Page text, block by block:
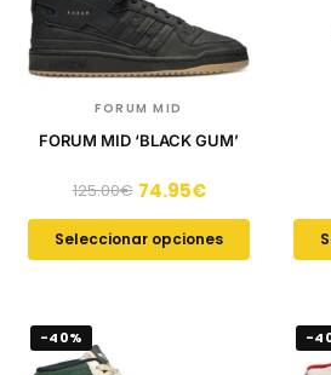
FORUM MID
FORUM MID ‘BLACK GUM’
125.00€ 74.95€
Seleccionar opciones
-40% -